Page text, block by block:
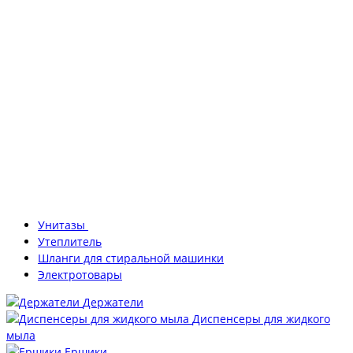
Унитазы
Утеплитель
Шланги для стиральной машинки
Электротовары
Держатели
Диспенсеры для жидкого
мыла